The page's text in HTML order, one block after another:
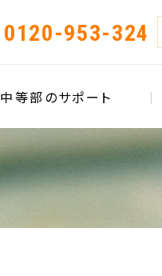
0120-953-324
中等部のサポート